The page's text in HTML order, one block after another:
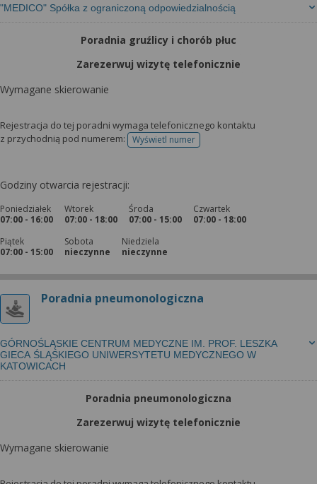
"MEDICO" Spółka z ograniczoną odpowiedzialnością
Poradnia gruźlicy i chorób płuc
Zarezerwuj wizytę telefonicznie
Wymagane skierowanie
Rejestracja do tej poradni wymaga telefonicznego kontaktu
z przychodnią pod numerem:
Wyświetl numertelefonu do rejestracji
Godziny otwarcia rejestracji:
Poniedziałek
07:00 - 16:00
Wtorek
07:00 - 18:00
Środa
07:00 - 15:00
Czwartek
07:00 - 18:00
Piątek
07:00 - 15:00
Sobota
nieczynne
Niedziela
nieczynne
Poradnia pneumonologiczna
GÓRNOŚLĄSKIE CENTRUM MEDYCZNE IM. PROF. LESZKA
GIECA ŚLĄSKIEGO UNIWERSYTETU MEDYCZNEGO W
KATOWICACH
Poradnia pneumonologiczna
Zarezerwuj wizytę telefonicznie
Wymagane skierowanie